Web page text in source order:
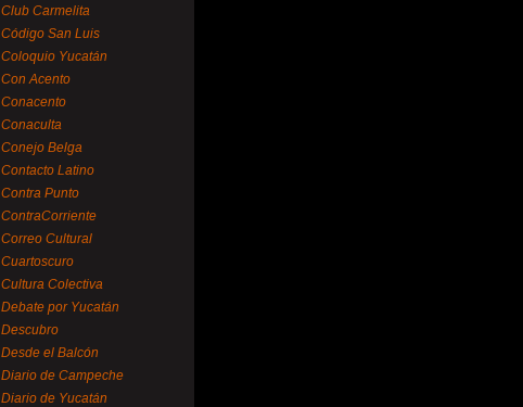
Club Carmelita
Código San Luis
Coloquio Yucatán
Con Acento
Conacento
Conaculta
Conejo Belga
Contacto Latino
Contra Punto
ContraCorriente
Correo Cultural
Cuartoscuro
Cultura Colectiva
Debate por Yucatán
Descubro
Desde el Balcón
Diario de Campeche
Diario de Yucatán